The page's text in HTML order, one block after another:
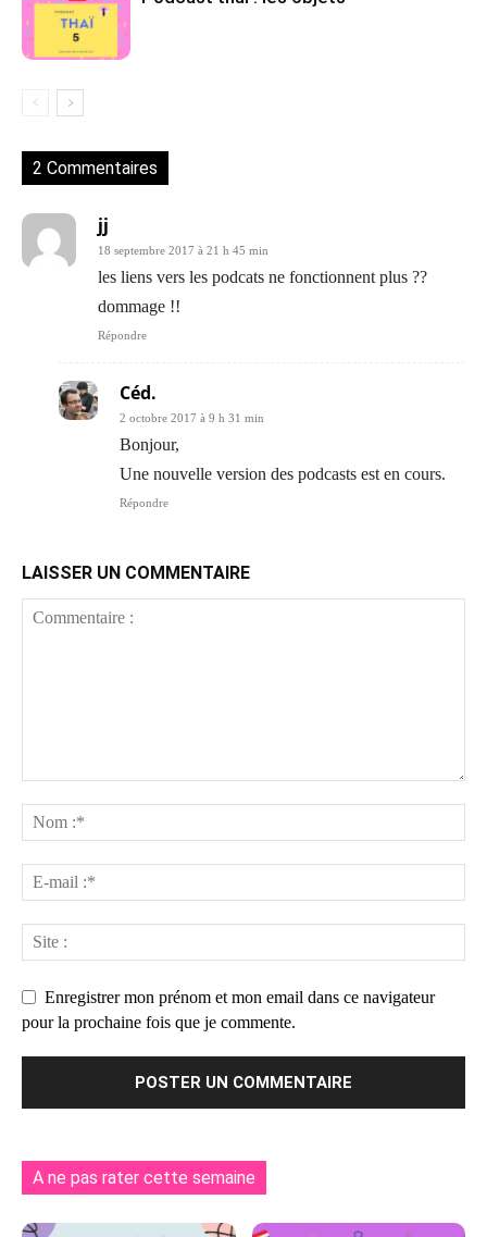
2 Commentaires
jj
18 septembre 2017 à 21 h 45 min
les liens vers les podcats ne fonctionnent plus ??
dommage !!
Répondre
Céd.
2 octobre 2017 à 9 h 31 min
Bonjour,
Une nouvelle version des podcasts est en cours.
Répondre
LAISSER UN COMMENTAIRE
Enregistrer mon prénom et mon email dans ce navigateur
pour la prochaine fois que je commente.
A ne pas rater cette semaine